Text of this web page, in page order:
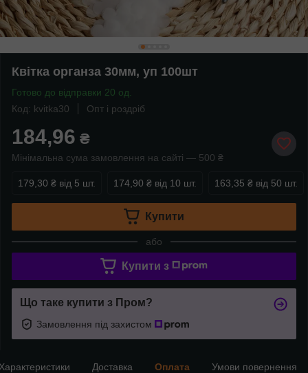
Квітка органза 30мм, уп 100шт
Готово до відправки 20 од.
Код: kvitka30
Опт і роздріб
184,96 ₴
Мінімальна сума замовлення на сайті — 500 ₴
179,30 ₴ від 5 шт. 174,90 ₴ від 10 шт. 163,35 ₴ від 50 шт.
Купити
або
Купити з
Що таке купити з Пром?
Замовлення під захистом
Доставка Оплата Умови повернення